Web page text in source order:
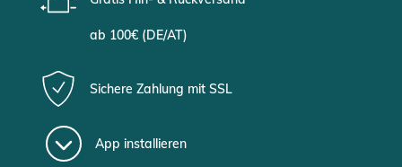
ab 100€ (DE/AT)
Sichere Zahlung mit SSL
App installieren